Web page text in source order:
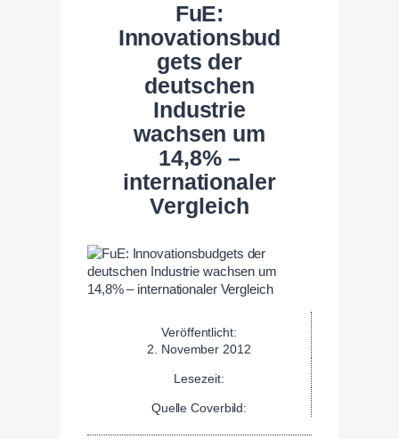
FuE:
Innovationsbud
gets der
deutschen
Industrie
wachsen um
14,8% –
internationaler
Vergleich
Veröffentlicht:
2. November 2012
Lesezeit:
Quelle Coverbild: